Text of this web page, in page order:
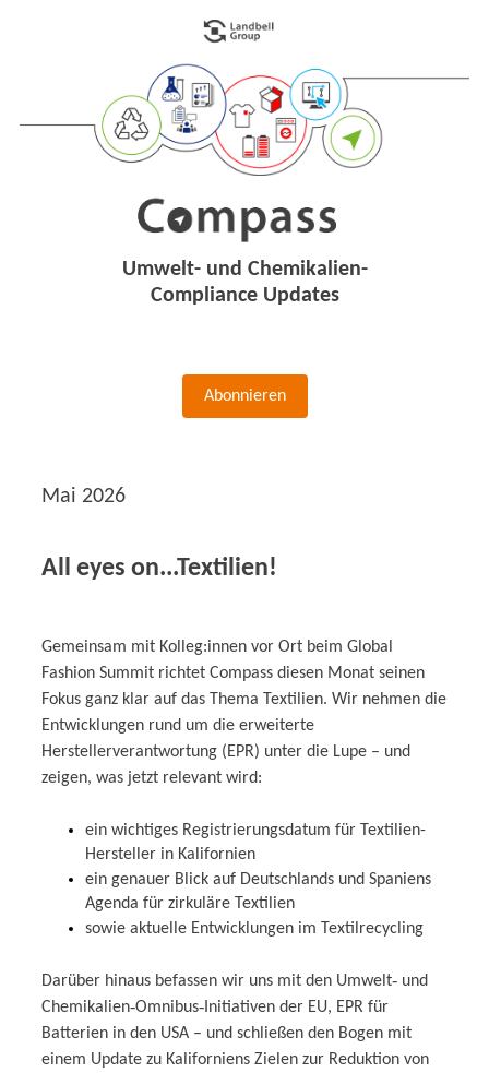
Umwelt- und Chemikalien-
Compliance Updates
Abonnieren
Mai 2026
All eyes on...Textilien!
Gemeinsam mit Kolleg:innen vor Ort beim Global
Fashion Summit richtet Compass diesen Monat seinen
Fokus ganz klar auf das Thema Textilien. Wir nehmen die
Entwicklungen rund um die erweiterte
Herstellerverantwortung (EPR) unter die Lupe – und
zeigen, was jetzt relevant wird:
ein wichtiges Registrierungsdatum für Textilien-
Hersteller in Kalifornien
ein genauer Blick auf Deutschlands und Spaniens
Agenda für zirkuläre Textilien
sowie aktuelle Entwicklungen im Textilrecycling
Darüber hinaus befassen wir uns mit den Umwelt‑ und
Chemikalien‑Omnibus‑Initiativen der EU, EPR für
Batterien in den USA – und schließen den Bogen mit
einem Update zu Kaliforniens Zielen zur Reduktion von